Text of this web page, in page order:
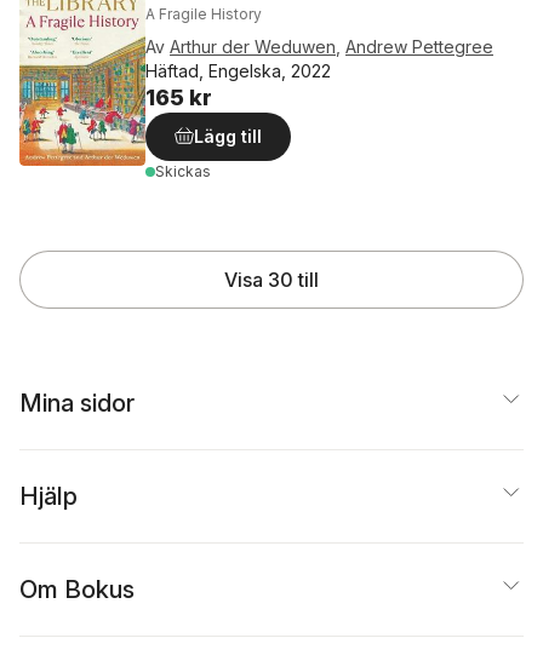
A Fragile History
Av Arthur der Weduwen Andrew Pettegree
Häftad, Engelska, 2022
165 kr
Lägg till
Skickas
Visa 30 till
Mina sidor
Hjälp
Om Bokus